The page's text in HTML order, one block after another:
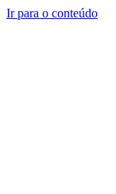
Ir para o conteúdo
Fora de Estoque